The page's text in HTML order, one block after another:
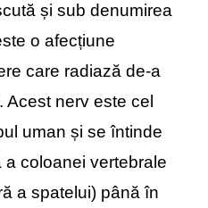
și sub denumirea
o afecțiune
care radiază de-a
Acest nerv este cel
uman și se întinde
coloanei vertebrale
a spatelui) până în